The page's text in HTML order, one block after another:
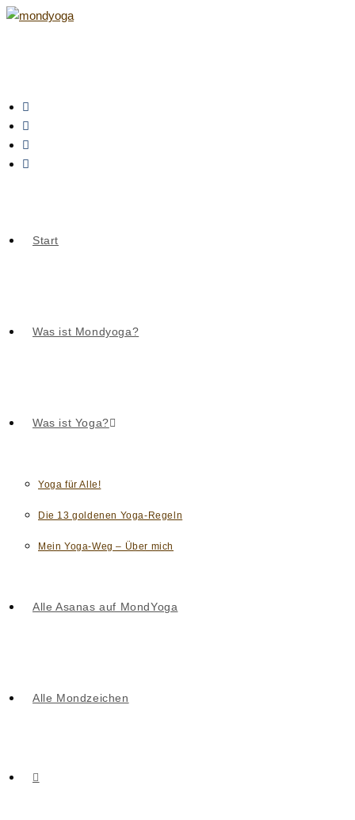
Zum
Start
Was ist Mondyoga?
Was ist Yoga?
Yoga für Alle!
Die 13 goldenen Yoga-Regeln
Mein Yoga-Weg – Über mich
Alle Asanas auf MondYoga
Alle Mondzeichen
Website-